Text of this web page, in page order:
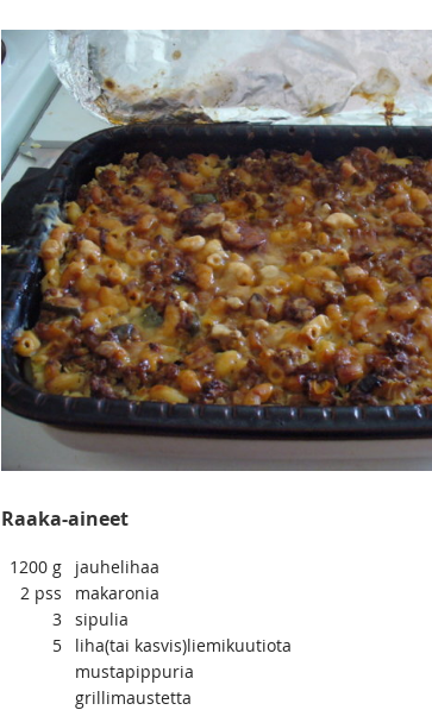
Raaka-aineet
1200 g
jauhelihaa
2 pss
makaronia
3 sipulia
5
liha(tai kasvis)liemikuutiota
mustapippuria
grillimaustetta